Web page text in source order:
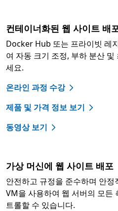
컨테이너화된 웹 사이트 배
Docker Hub 또는 프라이빗 레
여 자동 크기 조정, 부하 분산
세요.
온라인 과정 수강
제품 및 가격 정보 보기
동영상 보기
가상 머신에 웹 사이트 배포
안전하고 규정을 준수하며 안
VM을 사용하여 웹 서버의 모든
트롤할 수 있습니다.